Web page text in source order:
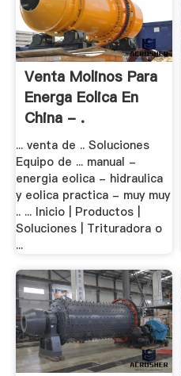
Venta Molinos Para
Energa Eolica En
China - .
... venta de .. Soluciones
Equipo de ... manual -
energia eolica - hidraulica
y eolica practica - muy muy
.. ... Inicio | Productos |
Soluciones | Trituradora o
...